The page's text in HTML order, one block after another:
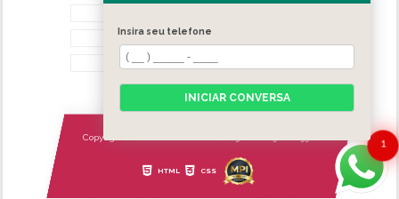
CATEGORIAS
MAPA DO SITE
Copyright © Estrela Persianas. (Lei 9610 de 19/02/1998)
HTML CSS
1
Insira seu telefone
INICIAR CONVERSA